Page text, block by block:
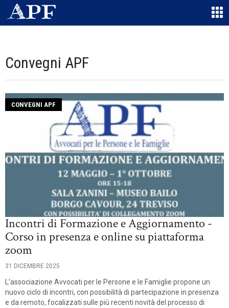
Convegni APF
CONVEGNI APF
Incontri di Formazione e Aggiornamento -
Corso in presenza e online su piattaforma
zoom
31 DICEMBRE 2025
L’associazione Avvocati per le Persone e le Famiglie propone un
nuovo ciclo di incontri, con possibilità di partecipazione in presenza
e da remoto, focalizzati sulle più recenti novità del processo di